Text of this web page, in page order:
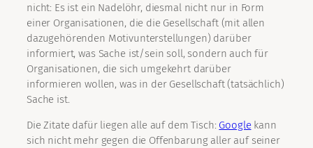
nicht: Es ist ein Nadelöhr, diesmal nicht nur in Form
einer Organisationen, die die Gesellschaft (mit allen
dazugehörenden Motivunterstellungen) darüber
informiert, was Sache ist/sein soll, sondern auch für
Organisationen, die sich umgekehrt darüber
informieren wollen, was in der Gesellschaft (tatsächlich)
Sache ist.
Die Zitate dafür liegen alle auf dem Tisch: Googlekann
sich nicht mehr gegen die Offenbarung aller auf seiner